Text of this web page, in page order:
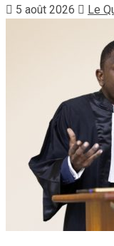
5 août 2026 Le